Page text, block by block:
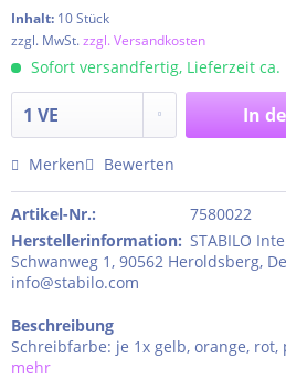
Inhalt: 10 Stück
zzgl. MwSt.zzgl. Versandkosten
Sofort versandfertig, Lieferzeit ca.
In
Merken Bewerten
Artikel-Nr.:
7580022
Herstellerinformation: STABILO
Schwanweg 1, 90562 Heroldsberg,
info@stabilo.com
Beschreibung
Schreibfarbe: je 1x gelb, orange,
mehr